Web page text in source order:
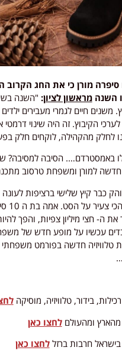
סיפרה מורן כי את החג
השנהמראשון לציון: "השנה
משנים חיים לגמרי מעבירים
הקיבוץ. זה היה שינוי
לחלק מהקהילה, לוקחים חלק
באמסטרדם…. הסיבה
חדשה למורן ומשפחת טרסוב
ה- חצי מיליון צפיות, והפך
עכשיו על מופע חדש של
טלוויזיה חדשה בפורמט משפחתי
בידור, טלוויזיה, מוסיקה
ומהעולםלחצו כאן
חרבות ברזללחצו כאן